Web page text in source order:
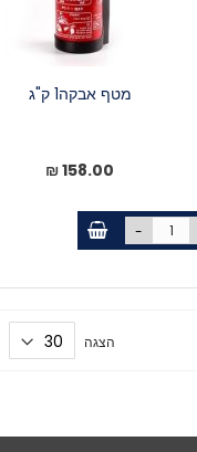
מטף אבקה1 ק"ג
158.00 ₪
-
הצגה